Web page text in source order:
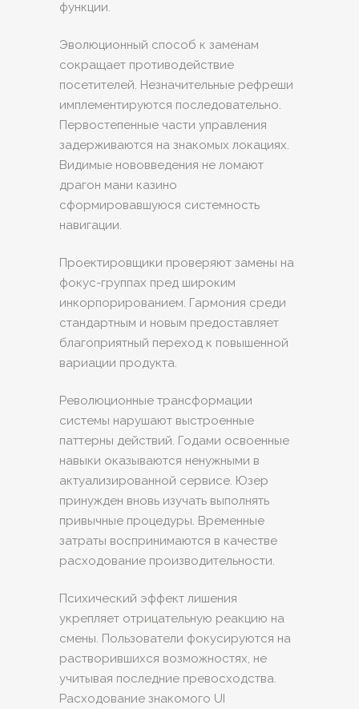
функции.
Эволюционный способ к заменам
сокращает противодействие
посетителей. Незначительные рефреши
имплементируются последовательно.
Первостепенные части управления
задерживаются на знакомых локациях.
Видимые нововведения не ломают
драгон мани казино
сформировавшуюся системность
навигации.
Проектировщики проверяют замены на
фокус-группах пред широким
инкорпорированием. Гармония среди
стандартным и новым предоставляет
благоприятный переход к повышенной
вариации продукта.
Революционные трансформации
системы нарушают выстроенные
паттерны действий. Годами освоенные
навыки оказываются ненужными в
актуализированной сервисе. Юзер
принужден вновь изучать выполнять
привычные процедуры. Временные
затраты воспринимаются в качестве
расходование производительности.
Психический эффект лишения
укрепляет отрицательную реакцию на
смены. Пользователи фокусируются на
растворившихся возможностях, не
учитывая последние превосходства.
Расходование знакомого UI